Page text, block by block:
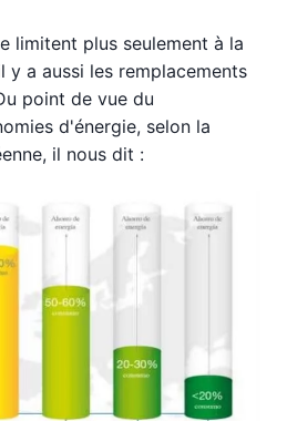
limitent plus seulement à la
y a aussi les remplacements
point de vue du
d'énergie, selon la
il nous dit :